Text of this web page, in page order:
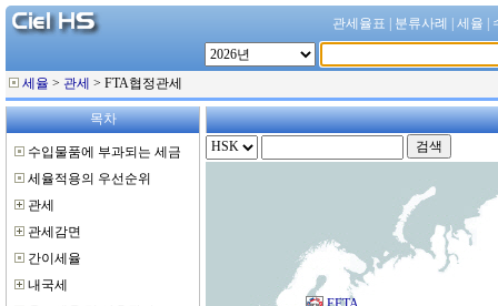
관세율표 분류사례 세율
세율 > 관세 > FTA협정관세
목차